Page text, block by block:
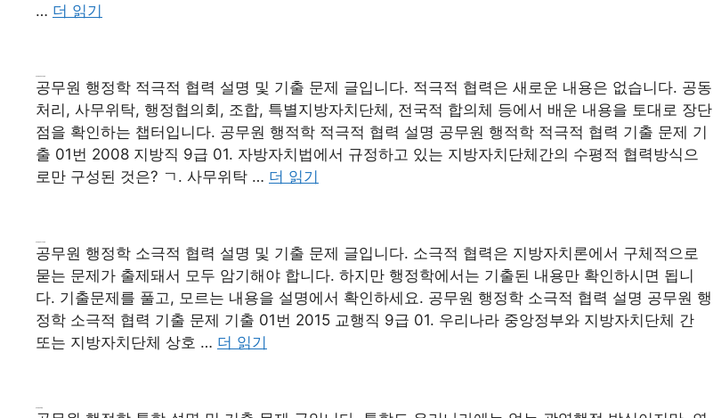
… 더 읽기
공무원 행정학 적극적 협력 설명 및 기출 문제 글입니다. 적극적 협력은 새로운 내용은 없습니다. 공동
처리, 사무위탁, 행정협의회, 조합, 특별지방자치단체, 전국적 합의체 등에서 배운 내용을 토대로 장단
점을 확인하는 챕터입니다. 공무원 행적학 적극적 협력 설명 공무원 행적학 적극적 협력 기출 문제 기
출 01번 2008 지방직 9급 01. 자방자치법에서 규정하고 있는 지방자치단체간의 수평적 협력방식으
로만 구성된 것은? ㄱ. 사무위탁 … 더 읽기
공무원 행정학 소극적 협력 설명 및 기출 문제 글입니다. 소극적 협력은 지방자치론에서 구체적으로
묻는 문제가 출제돼서 모두 암기해야 합니다. 하지만 행정학에서는 기출된 내용만 확인하시면 됩니
다. 기출문제를 풀고, 모르는 내용을 설명에서 확인하세요. 공무원 행정학 소극적 협력 설명 공무원 행
정학 소극적 협력 기출 문제 기출 01번 2015 교행직 9급 01. 우리나라 중앙정부와 지방자치단체 간
또는 지방자치단체 상호 … 더 읽기